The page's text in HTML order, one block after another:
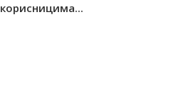
корисницима...